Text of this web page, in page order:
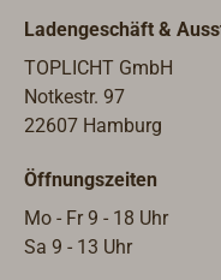
Ladengeschäft &
TOPLICHT GmbH
Notkestr. 97
22607 Hamburg
Öffnungszeiten
Mo - Fr 9 - 18 Uhr
Sa 9 - 13 Uhr